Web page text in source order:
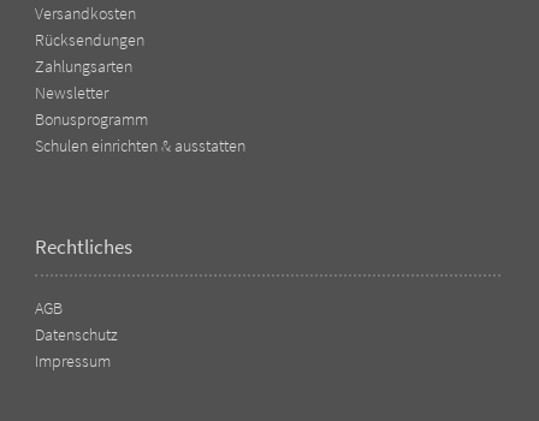
Versandkosten
Rücksendungen
Zahlungsarten
Newsletter
Bonusprogramm
Schulen einrichten & ausstatten
Rechtliches
AGB
Datenschutz
Impressum